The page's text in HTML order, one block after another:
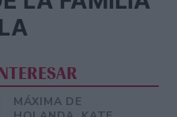
MÁXIMA DE